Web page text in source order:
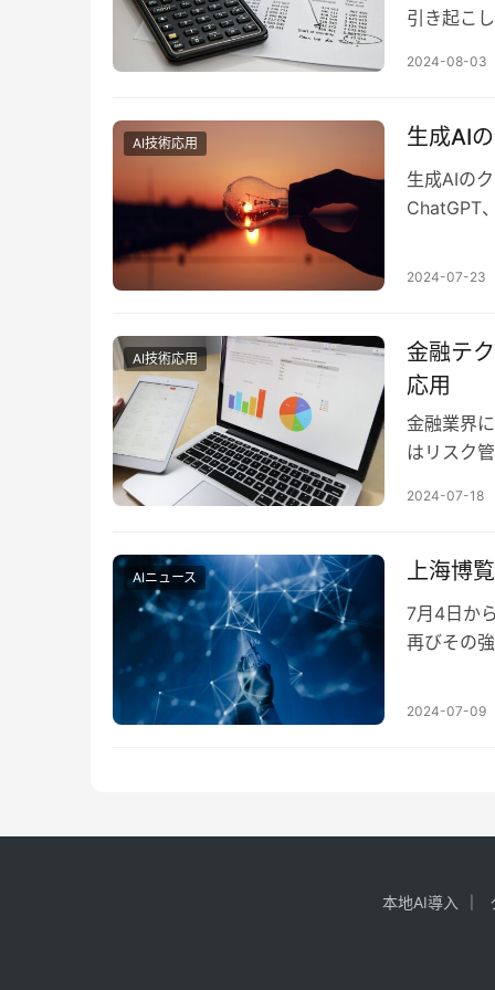
引き起こ
2024-08-03
AI技術応用 生成AI
生成AIの
ChatGPT
2024-07-23
AI技術応用
金融テ
応用
金融業界
はリスク
2024-07-18
AIニュース 上海博
7月4日か
再びその
2024-07-09
本地AI導入